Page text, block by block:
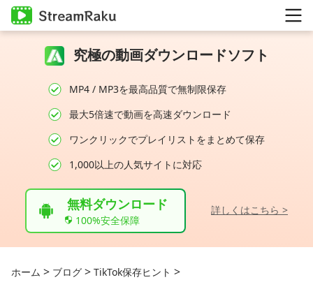
究極の動画ダウンロードソフト
MP4 / MP3を最高品質で無制限保存
最大5倍速で動画を高速ダウンロード
ワンクリックでプレイリストをまとめて保存
1,000以上の人気サイトに対応
無料ダウンロード
100%安全保障
詳しくはこちら >
ホーム > ブログ > TikTok保存ヒント >